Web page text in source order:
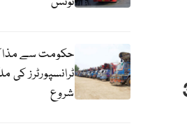
کر 365
حکومت سے
ٹرانسپورٹرز کی
شروع